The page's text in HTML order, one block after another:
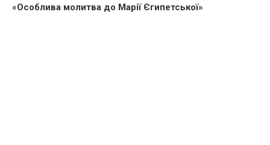
«Особлива молитва до Марії Єгипетської»